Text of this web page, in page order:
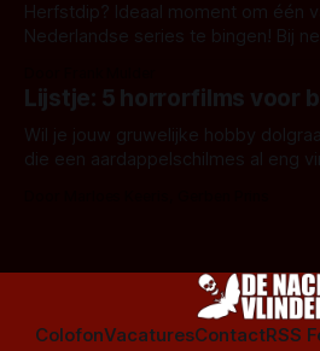
Herfstdip? Ideaal moment om één
Nederlandse series te bingen! Bij nederhorror denk je al
Amsterdamned of The Johnsons.
is niet beperkt tot films. Hier een
Lijstje: 5 horrorfilms voor
Wil je jouw gruwelijke hobby
die een aardappelschilmes al eng
ColofonVacaturesContactRSS